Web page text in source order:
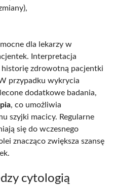
dla lekarzy w
Interpretacja
zdrowotną pacjentki
przypadku wykrycia
dodatkowe badania,
, co umożliwia
szyjki macicy. Regularne
się do wczesnego
znacząco zwiększa szansę
cytologią